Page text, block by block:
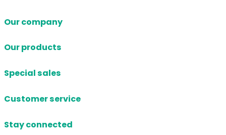
Our company
Our products
Special sales
Customer service
Stay connected